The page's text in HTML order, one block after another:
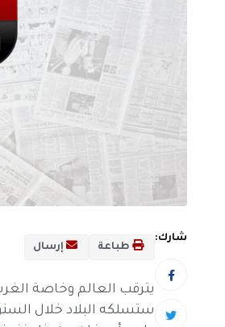
شارك:
طباعة إرسال
يترقب العالم وخاصة
ستسلكه البلاد خلال